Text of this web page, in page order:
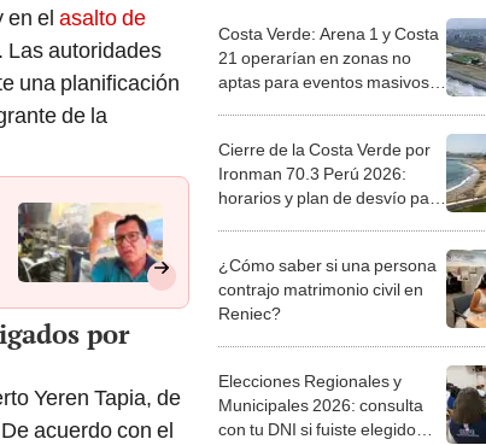
en el asalto de
. Las autoridades
una planificación
de la
por
Yeren Tapia, de
acuerdo con el
Costa Verde: Arena 1 y Costa
21 operarían en zonas no
aptas para eventos masivos,
Cierre de la Costa Verde por
Ironman 70.3 Perú 2026:
horarios y plan de desvío para
¿Cómo saber si una persona
contrajo matrimonio civil en
Reniec?
Elecciones Regionales y
Municipales 2026: consulta
con tu DNI si fuiste elegido